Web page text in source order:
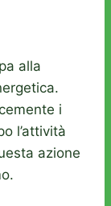
alla
i
l’attività
azione